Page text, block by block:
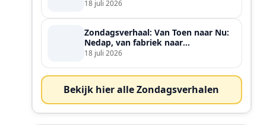
heel de streek
18 juli 2026
Zondagsverhaal: Van Toen naar Nu:
Nedap, van fabriek naar
wereldspeler
18 juli 2026
Bekijk hier alle Zondagsverhalen